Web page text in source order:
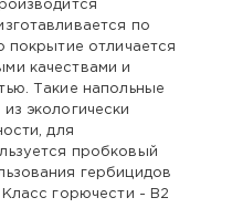
по
покрытие отличается
качествами и
Такие напольные
экологически
для
пробковый
гербицидов
горючести - B2